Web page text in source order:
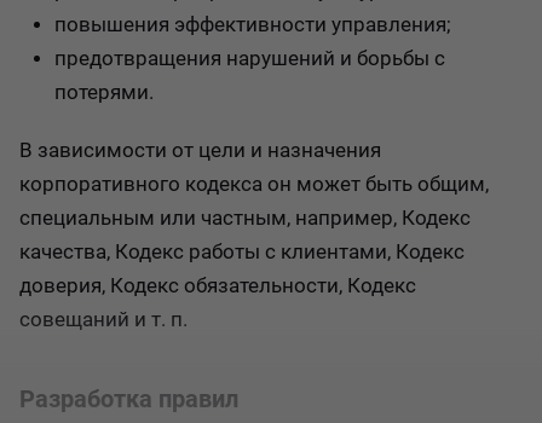
повышения эффективности управления;
предотвращения нарушений и борьбы с
потерями.
В зависимости от цели и назначения
корпоративного кодекса он может быть общим,
специальным или частным, например, Кодекс
качества, Кодекс работы с клиентами, Кодекс
доверия, Кодекс обязательности, Кодекс
совещаний и т. п.
Разработка правил